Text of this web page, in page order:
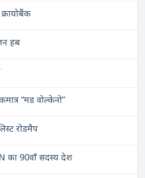
हब
“मड वोल्केनो”
रोडमैप
का 90वाँ सदस्य देश